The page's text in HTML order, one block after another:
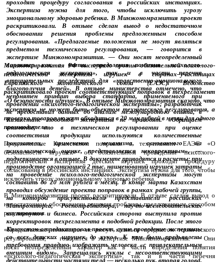
Минэкономразвития РФ выступило против обязательной психолого-
педагогической экспертизы игрушек в странах–участницах
Евразийского экономического союза (ЕАЭС). Ведомство
раскритиковало проект соответствующих поправок в техрегламент
«О безопасности игрушек». В отзыве Минэкономразвития сказано, что
экспертиза не может быть объектом технического регулирования, а
проверка товаров может обходиться в 20 млн рублей в месяц для одного
производителя.
Предложенные Казахстаном поправки в техрегламент ЕАЭС «О
безопасности игрушек» об обязательном проведении психолого-
педагогической экспертизы детских игрушек проходят процедуру
согласования в российских инстанциях. Экспертиза нужна для того, чтобы
исключить угрозу эмоциональному здоровью ребенка.
В Минэкономразвития проект раскритиковали. В отзыве сделан вывод о
недостаточном обосновании решения проблемы предложенным способом
регулирования.
«Предлагаемые положения не могут являться предметом технического
регулирования, — говорится в экспертизе Минэкономразвития. — Они
носят неопределенный характер как в части определения понятия
«психолого-педагогическая экспертиза», так и в части перечня